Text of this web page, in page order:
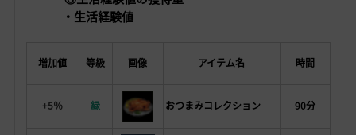
・生活経験値
増加値 等級 画像 アイテム名 時間
+5％ 緑 おつまみコレクション 90分